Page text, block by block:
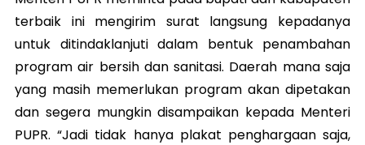
terbaik ini mengirim surat langsung kepadanya
untuk ditindaklanjuti dalam bentuk penambahan
program air bersih dan sanitasi. Daerah mana saja
yang masih memerlukan program akan dipetakan
dan segera mungkin disampaikan kepada Menteri
PUPR. “Jadi tidak hanya plakat penghargaan saja,